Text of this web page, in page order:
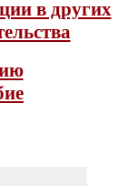
в других